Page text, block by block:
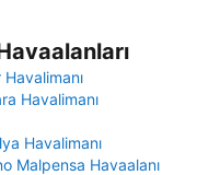
Havalimanı
Havalimanı
Havalimanı
Malpensa Havaalanı